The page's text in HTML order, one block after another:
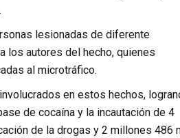
lesionadas de diferente
los autores del hecho, quienes
al microtráfico.
en estos hechos,
de cocaína y la incautación de 4
de la drogas y 2 millones 486